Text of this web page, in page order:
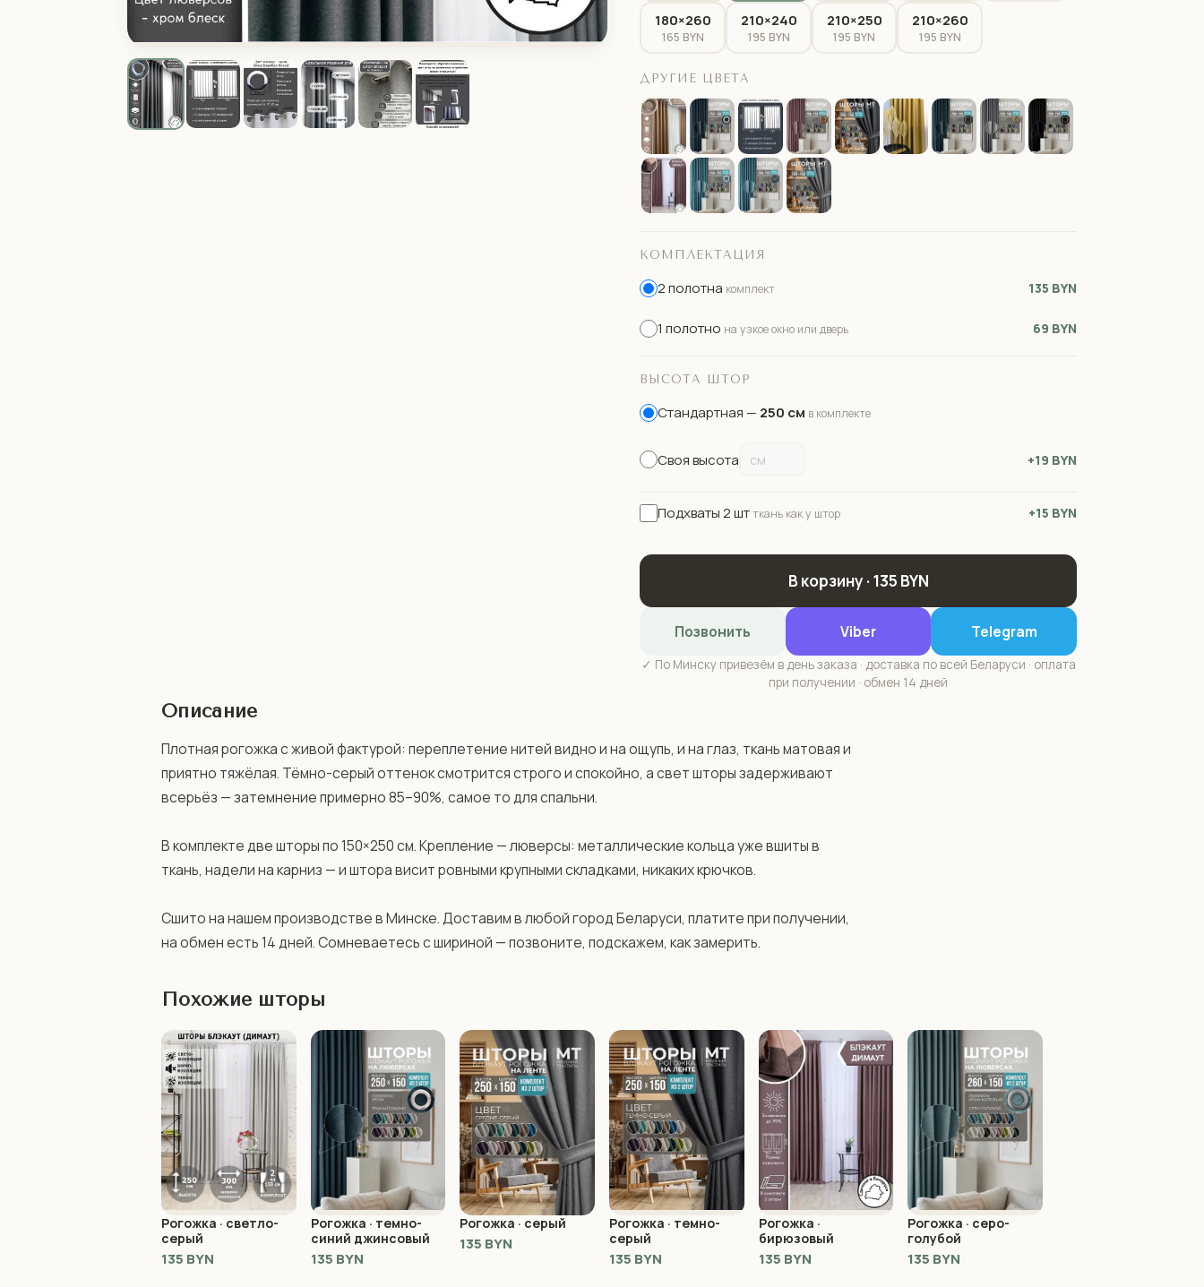
180×260
165 BYN
210×240
195 BYN
210×250
195 BYN
210×260
195 BYN
ДРУГИЕ ЦВЕТА
КОМПЛЕКТАЦИЯ
2 полотна комплект 135 BYN
1 полотно на узкое окно или дверь 69 BYN
ВЫСОТА ШТОР
Стандартная — 250 см в комплекте
Своя высота +19 BYN
Подхваты 2 штткань как у штор +15 BYN
В корзину · 135 BYN
Позвонить Viber Telegram
✓ По Минску привезём в день заказа · доставка по всей Беларуси · оплата
при получении · обмен 14 дней
Описание
Плотная рогожка с живой фактурой: переплетение нитей видно и на ощупь, и на глаз, ткань матовая и
приятно тяжёлая. Тёмно-серый оттенок смотрится строго и спокойно, а свет шторы задерживают
всерьёз — затемнение примерно 85–90%, самое то для спальни.
В комплекте две шторы по 150×250 см. Крепление — люверсы: металлические кольца уже вшиты в
ткань, надели на карниз — и штора висит ровными крупными складками, никаких крючков.
Сшито на нашем производстве в Минске. Доставим в любой город Беларуси, платите при получении,
на обмен есть 14 дней. Сомневаетесь с шириной — позвоните, подскажем, как замерить.
Похожие шторы
Рогожка · светло-
серый
135 BYN
Рогожка · темно-
синий джинсовый
135 BYN
Рогожка · серый
135 BYN
Рогожка · темно-
серый
135 BYN
Рогожка ·
бирюзовый
135 BYN
Рогожка · серо-
голубой
135 BYN